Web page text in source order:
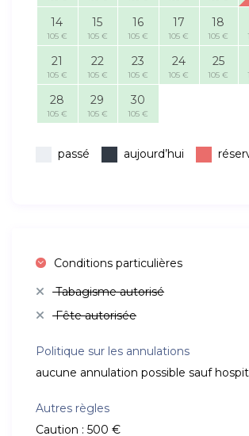
14
105 €
15
105 €
16
105 €
17
105 €
18
105 €
21
105 €
22
105 €
23
105 €
24
105 €
25
105 €
28
105 €
29
105 €
30
105 €
passé aujourd’hui
Conditions particulières
Tabagisme autorisé
Fête autorisée
Politique sur les annulations
aucune annulation possible sauf
Autres règles
Caution : 500 €